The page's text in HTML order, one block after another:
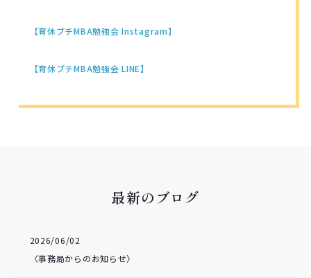
【育休プチMBA勉強会 Instagram】
【育休プチMBA勉強会 LINE】
最新のブログ
2026/06/02
〈事務局からのお知らせ〉